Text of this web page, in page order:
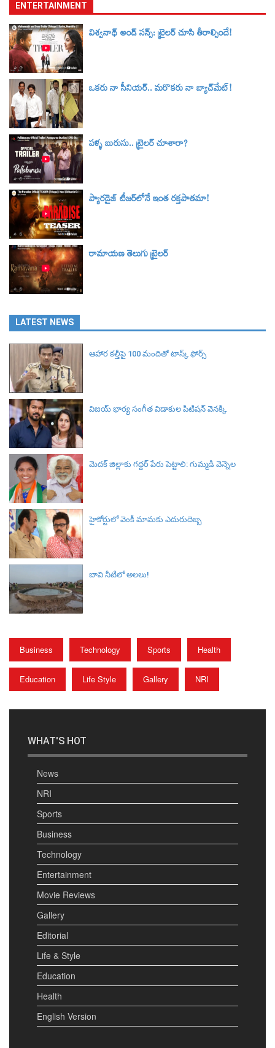
ENTERTAINMENT
విశ్వనాథ్ అండ్ సన్స్: ట్రైలర్‌ చూసి తీరాల్సిందే!
ఒకరు నా సీనియర్.. మరొకరు నా బ్యాచ్‌మేట్!
పళ్ళ బురుసు.. ట్రైలర్‌ చూశారా?
ప్యారడైజ్ టీజర్‌లోనే ఇంత రక్తపాతమా!
రామాయణ తెలుగు ట్రైలర్‌
LATEST NEWS
ఆహార కల్తీపై 100 మందితో టాస్క్ ఫోర్స్
విజయ్ భార్య సంగీత విడాకుల పిటిషన్ వెనక్కి
మెదక్ జిల్లాకు గద్దర్ పేరు పెట్టాలి: గుమ్మడి వెన్నెల
హైకోర్టులో వెంకీ మామకు ఎదురుదెబ్బ
బావి నీటిలో అలలు!
Business Technology Sports Health
Education Life Style Gallery NRI
WHAT'S HOT
News
NRI
Sports
Business
Technology
Entertainment
Movie Reviews
Gallery
Editorial
Life & Style
Education
Health
English Version